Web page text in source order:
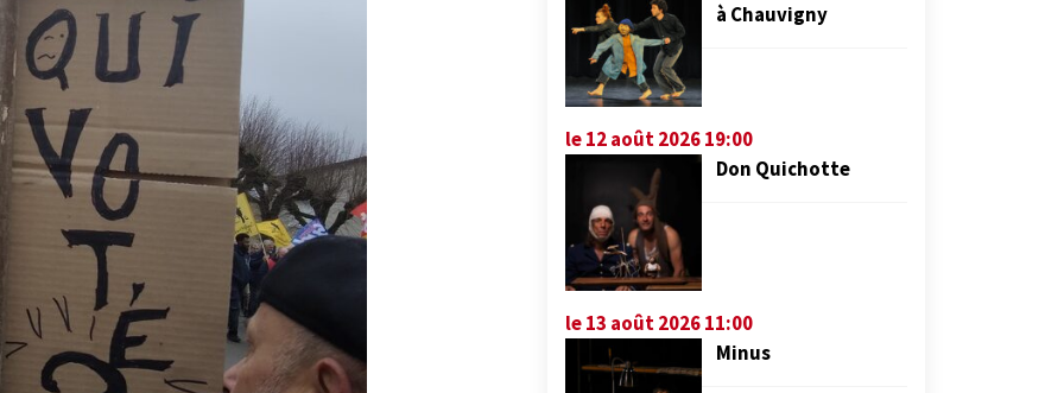
à Chauvigny
le 12 août 2026 19:00
Don Quichotte
le 13 août 2026 11:00
Minus